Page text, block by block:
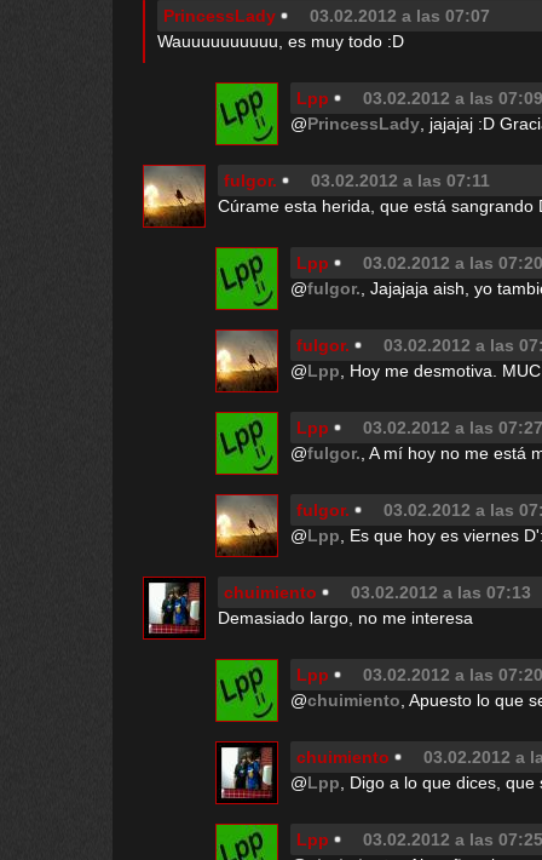
PrincessLady
03.02.2012 a las 07:07
Wauuuuuuuuuu, es muy todo :D
Lpp
03.02.2012 a las 07:09
@PrincessLady , jajajaj :D
fulgor.
03.02.2012 a las 07:11
Cúrame esta herida, que está sangrando
Lpp
03.02.2012 a las 07:20
@fulgor. , Jajajaja aish, yo
fulgor.
03.02.2012 a las
@Lpp , Hoy me desmotiva.
Lpp
03.02.2012 a las 07:27
@fulgor. , A mí hoy no me está
fulgor.
03.02.2012 a las
@Lpp , Es que hoy es viernes
chuimiento
03.02.2012 a las 07:13
Demasiado largo, no me interesa
Lpp
03.02.2012 a las 07:20
@chuimiento , Apuesto lo que
chuimiento
03.02.2012 a
@Lpp , Digo a lo que dices,
Lpp
03.02.2012 a las 07:25